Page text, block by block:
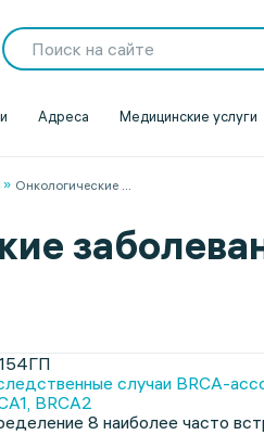
Адреса Медицинские услуги
Онкологические ...
случаи BRCA-
BRCA2
8 наиболее часто